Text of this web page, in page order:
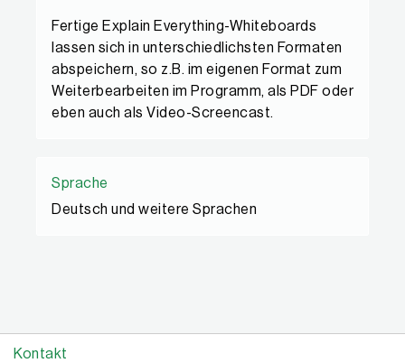
Fertige Explain Everything-Whiteboards
lassen sich in unterschiedlichsten Formaten
abspeichern, so z.B. im eigenen Format zum
Weiterbearbeiten im Programm, als PDF oder
eben auch als Video-Screencast.
Sprache
Deutsch und weitere Sprachen
Kontakt